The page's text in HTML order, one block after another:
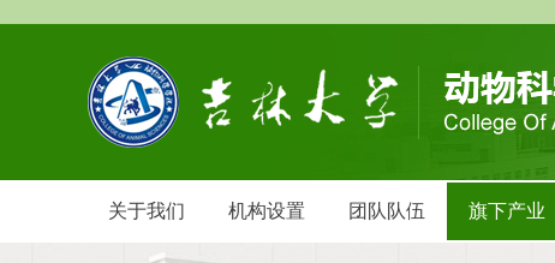
关于我们 机构设置 团队队伍 旗下产业